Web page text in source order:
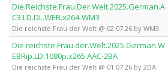
Die.Reichste.Frau.Der.Welt.2025.German.A
C3.LD.DL.WEB.x264-WM3
Die reichste Frau der Welt @ 02.07.26 by WM3
Die.reichste.Frau.der.Welt.2025.German.W
EBRip.LD.1080p.x265.AAC-2BA
Die reichste Frau der Welt @ 01.07.26 by 2BA